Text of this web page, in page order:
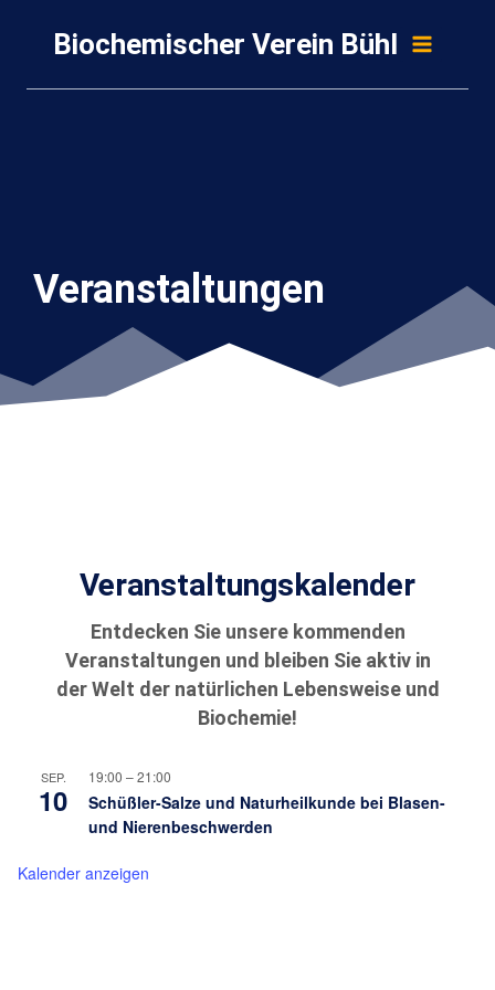
springen
Biochemischer Verein Bühl
Veranstaltungen
Veranstaltungskalender
Entdecken Sie unsere kommenden
Veranstaltungen und bleiben Sie aktiv in
der Welt der natürlichen Lebensweise und
Biochemie!
SEP.
10
19:00 –21:00
Schüßler-Salze und Naturheilkunde bei Blasen-
und Nierenbeschwerden
Kalender anzeigen